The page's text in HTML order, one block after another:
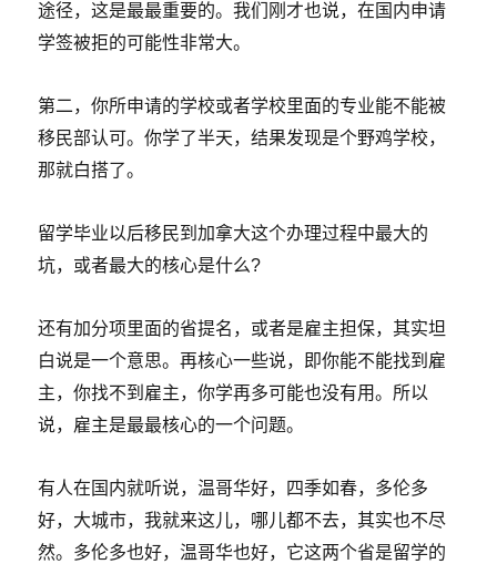
途径，这是最最重要的。我们刚才也说，在国内申请
学签被拒的可能性非常大。
第二，你所申请的学校或者学校里面的专业能不能被
移民部认可。你学了半天，结果发现是个野鸡学校，
那就白搭了。
留学毕业以后移民到加拿大这个办理过程中最大的
坑，或者最大的核心是什么?
还有加分项里面的省提名，或者是雇主担保，其实坦
白说是一个意思。再核心一些说，即你能不能找到雇
主，你找不到雇主，你学再多可能也没有用。所以
说，雇主是最最核心的一个问题。
有人在国内就听说，温哥华好，四季如春，多伦多
好，大城市，我就来这儿，哪儿都不去，其实也不尽
然。多伦多也好，温哥华也好，它这两个省是留学的